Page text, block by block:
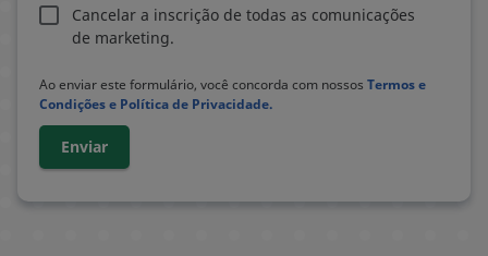
Cancelar a inscrição de todas as comunicações
de marketing.
Ao enviar este formulário, você concorda com nossos Termos e
Condições e Política de Privacidade.
Enviar